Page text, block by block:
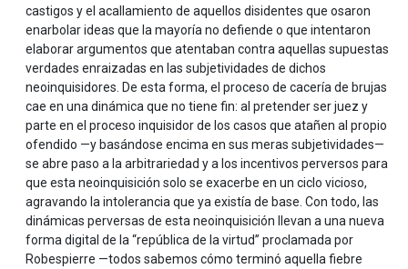
castigos y el acallamiento de aquellos disidentes que osaron
enarbolar ideas que la mayoría no defiende o que intentaron
elaborar argumentos que atentaban contra aquellas supuestas
verdades enraizadas en las subjetividades de dichos
neoinquisidores. De esta forma, el proceso de cacería de brujas
cae en una dinámica que no tiene fin: al pretender ser juez y
parte en el proceso inquisidor de los casos que atañen al propio
ofendido —y basándose encima en sus meras subjetividades—
se abre paso a la arbitrariedad y a los incentivos perversos para
que esta neoinquisición solo se exacerbe en un ciclo vicioso,
agravando la intolerancia que ya existía de base. Con todo, las
dinámicas perversas de esta neoinquisición llevan a una nueva
forma digital de la “república de la virtud” proclamada por
Robespierre —todos sabemos cómo terminó aquella fiebre